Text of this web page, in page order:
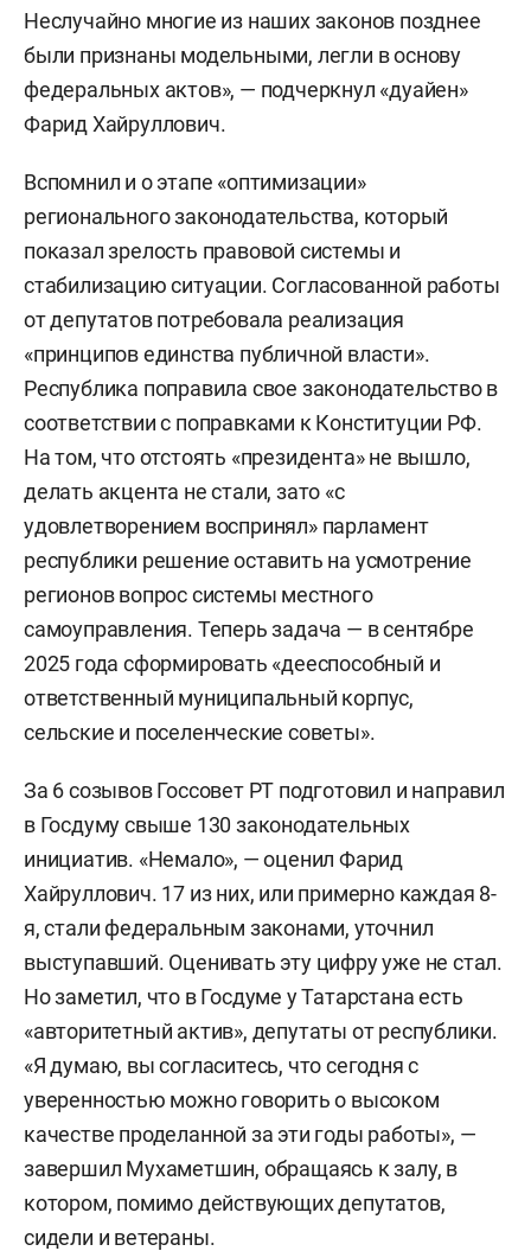
Неслучайно многие из наших законов позднее
были признаны модельными, легли в основу
федеральных актов», — подчеркнул «дуайен»
Фарид Хайруллович.
Вспомнил и о этапе «оптимизации»
регионального законодательства, который
показал зрелость правовой системы и
стабилизацию ситуации. Согласованной работы
от депутатов потребовала реализация
«принципов единства публичной власти».
Республика поправила свое законодательство в
соответствии с поправками к Конституции РФ.
На том, что отстоять «президента» не вышло,
делать акцента не стали, зато «с
удовлетворением воспринял» парламент
республики решение оставить на усмотрение
регионов вопрос системы местного
самоуправления. Теперь задача — в сентябре
2025 года сформировать «дееспособный и
ответственный муниципальный корпус,
сельские и поселенческие советы».
За 6 созывов Госсовет РТ подготовил и направил
в Госдуму свыше 130 законодательных
инициатив. «Немало», — оценил Фарид
Хайруллович. 17 из них, или примерно каждая 8-
я, стали федеральным законами, уточнил
выступавший. Оценивать эту цифру уже не стал.
Но заметил, что в Госдуме у Татарстана есть
«авторитетный актив», депутаты от республики.
«Я думаю, вы согласитесь, что сегодня с
уверенностью можно говорить о высоком
качестве проделанной за эти годы работы», —
завершил Мухаметшин, обращаясь к залу, в
котором, помимо действующих депутатов,
сидели и ветераны.